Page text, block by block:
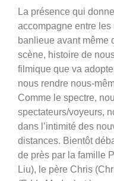
La présence qui
accompagne entre les
banlieue avant même
scène, histoire de
filmique que va
nous rendre nous-
Comme le spectre,
spectateurs/voyeurs,
dans l’intimité des
distances. Bientôt
de près par la famille
Liu), le père Chris